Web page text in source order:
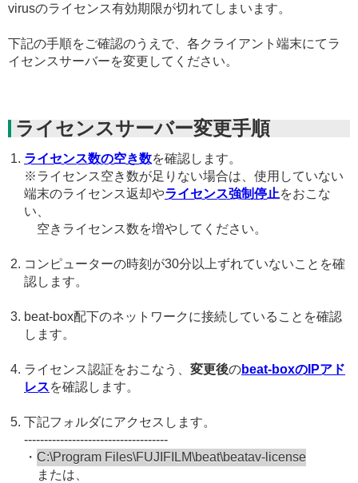
virusのライセンス有効期限が切れてしまいます。
下記の手順をご確認のうえで、各クライアント端末にてラ
イセンスサーバーを変更してください。
ライセンスサーバー変更手順
ライセンス数の空き数を確認します。
※ライセンス空き数が足りない場合は、使用していない
端末のライセンス返却やライセンス強制停止をおこな
い、
空きライセンス数を増やしてください。
コンピューターの時刻が30分以上ずれていないことを確
認します。
beat-box配下のネットワークに接続していることを確認
します。
ライセンス認証をおこなう、 変更後のbeat-boxのIPアド
レスを確認します。
下記フォルダにアクセスします。
------------------------------------
・ C:\Program Files\FUJIFILM\beat\beatav-license
または、